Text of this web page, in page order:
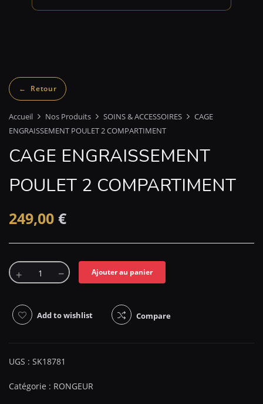
Accueil Nos Produits SOINS & ACCESSOIRES
CAGE
ENGRAISSEMENT POULET 2 COMPARTIMENT
CAGE ENGRAISSEMENT
POULET 2 COMPARTIMENT
249,00 €
Ajouter au panier
Add to wishlist Compare
UGS : SK18781
Catégorie : RONGEUR